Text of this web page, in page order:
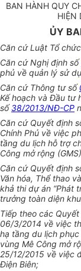
BAN HÀNH QUY
HIỆN
ỦY
Căn cứ Luật Tổ
Căn cứ Nghị định số
phủ về quản lý sử
Căn cứ Thông tư số
Kế hoạch và Đầu tư
số38/2013/NĐ-CP
Căn cứ Quyết định
Chính Phủ về việc
tầng du lịch hỗ trợ
Công mở rộng
Căn cứ Quyết định
Văn hóa, Thể thao
khả thi dự án “Phát
trưởng toàn diện
Tiếp theo các
06/3/2014 về việc
hạ tầng du lịch
vùng Mê Công mở
25/12/2015 về việc
Điện Biên;